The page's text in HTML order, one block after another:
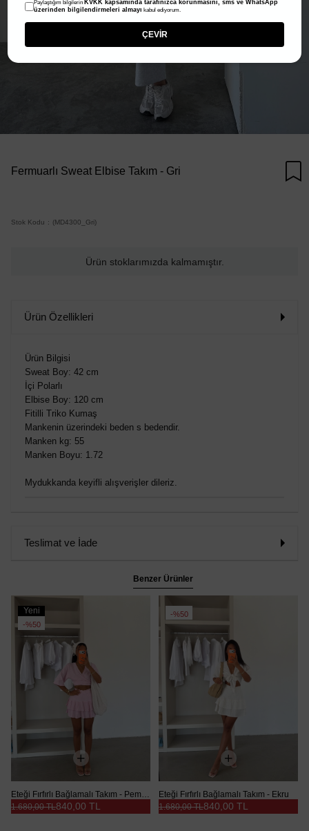
Fermuarlı Sweat Elbise Takım - Gri
Stok Kodu (MD4300_Gri)
Ürün stoklarımızda kalmamıştır.
Ürün Özellikleri
Ürün Bilgisi
Sweat Boy: 42 cm
İçi Polarlı
Elbise Boy: 120 cm
Fitilli Triko Kumaş
Mankenin üzerindeki beden s bedendir.
Manken kg: 55
Manken Boyu: 1.72
Mydukkanda keyifli alışverişler dileriz.
Teslimat ve İade
Benzer Ürünler
Yeni
Ürün
%50
Eteği Fırfırlı Bağlamalı Takım - Pembe
840,00 TL
1.680,00 TL
%50
Eteği Fırfırlı Bağlamalı Takım - Ekru
840,00 TL
1.680,00 TL
Paylaştığım bilgilerin KVKK kapsamında tarafınızca korunmasını, sms ve WhatsApp
üzerinden bilgilendirmeleri almayı kabul ediyorum.
ÇEVİR